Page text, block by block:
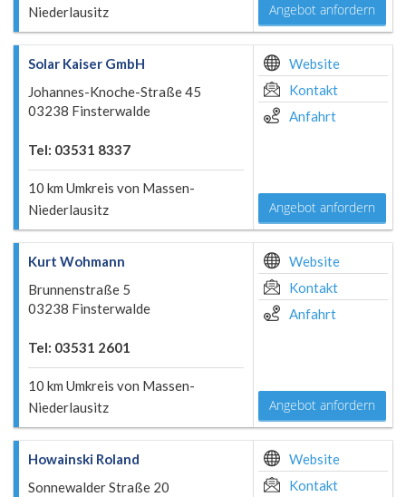
Niederlausitz
Angebot anfordern
Solar Kaiser GmbH
Johannes-Knoche-Straße 45
03238 Finsterwalde
Tel: 03531 8337
10 km Umkreis von Massen-
Niederlausitz
Website
Kontakt
Anfahrt
Angebot anfordern
Kurt Wohmann
Brunnenstraße 5
03238 Finsterwalde
Tel: 03531 2601
10 km Umkreis von Massen-
Niederlausitz
Website
Kontakt
Anfahrt
Angebot anfordern
Howainski Roland
Sonnewalder Straße 20
Website
Kontakt